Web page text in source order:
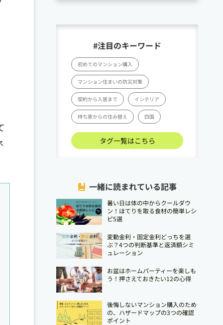
#注目のキーワード
初めてのマンション購入
マンション住まいの防災対策
契約から入居まで インテリア
持ち家からの住み替え 四国
タグ一覧はこちら
一緒に読まれている記事
暑い日は体の中からクールダウ
ン！ほてりを取る食材の簡単レシ
ピ5選
変動金利・固定金利どっちを選
ぶ？4つの判断基準と返済額シミ
ュレーション
お盆はホームパーティーを楽しも
う！押さえておきたい12の心得
後悔しないマンション購入のため
の、ハザードマップの3つの確認
ポイント